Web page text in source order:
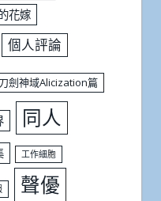
花嫁
個人評論
刀劍神域Alicization篇
同人
工作細胞
聲優